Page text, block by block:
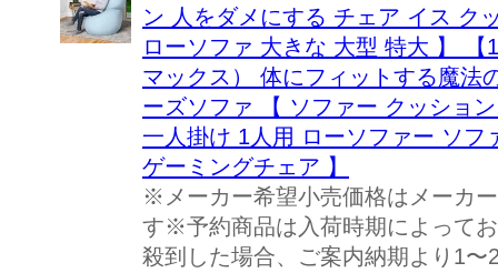
ン 人をダメにする チェア イス ク
ローソファ 大きな 大型 特大 】
マックス） 体にフィットする魔法
ーズソファ 【 ソファー クッショ
一人掛け 1人用 ローソファー ソ
ゲーミングチェア 】
※メーカー希望小売価格はメーカ
す※予約商品は入荷時期によって
殺到した場合、ご案内納期より1